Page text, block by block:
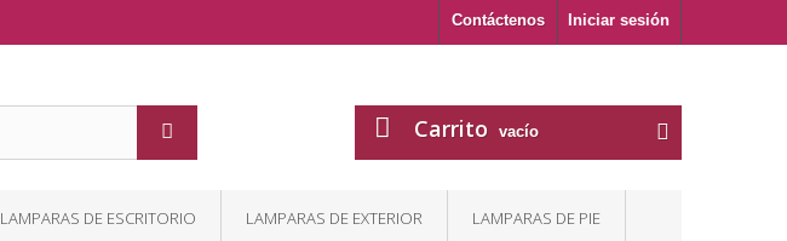
Iniciar sesión
Contáctenos
Carrito vacío
LAMPARAS DE ESCRITORIO LAMPARAS DE EXTERIOR LAMPARAS DE PIE